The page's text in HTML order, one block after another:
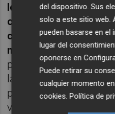
los beneficios de dos
consenso parecen
cual podría provocar
múltiplos. Aunque el
previsiones de
la baja, Europa y
parados. En el
valoración del dólar
del dispositivo. Sus
solo a este sitio web.
pueden basarse en el
lugar del
oponerse en
Puede retirar su
cualquier momento
cookies.Política de